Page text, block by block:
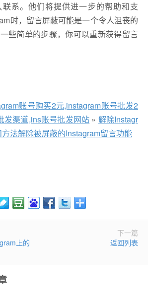
系。他们将提供进一步的帮助和支
时，留言屏蔽可能是一个令人沮丧的
些简单的步骤，你可以重新获得留言
账号购买2元,instagram账号批发2
发渠道,ins账号批发网站 » 解除Instagr
法解除被屏蔽的Instagram留言功能
上的
下一篇
返回列表